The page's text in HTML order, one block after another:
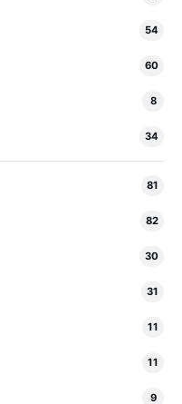
54
60
8
34
81
82
30
31
11
11
9